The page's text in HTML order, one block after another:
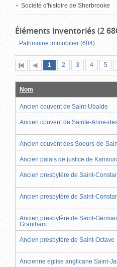
Société d'histoire de Sherbrooke
Éléments inventoriés (2
Patrimoine immobilier (604)
Première
page
Page
précédente
Page
1 (page
actuelle)
Page
2 Page
3 Page
4 5
Nom
Ancien couvent de Saint-Ubalde
Ancien couvent de Sainte-Anne-
Ancien couvent des Soeurs-de-
Ancien palais de justice de
Ancien presbytère de Saint-
Ancien presbytère de Saint-
Ancien presbytère de Saint-
Grantham
Ancien presbytère de Saint-Octave
Ancienne église anglicane Saint-